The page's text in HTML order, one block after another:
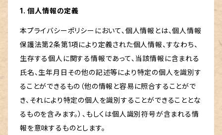
1. 個人情報の定義
本プライバシーポリシーにおいて、個人情報とは、個人情報
保護法第2条第1項により定義された個人情報、すなわち、
生存する個人に関する情報であって、当該情報に含まれる
氏名、生年月日その他の記述等により特定の個人を識別す
ることができるもの（他の情報と容易に照合することがで
き、それにより特定の個人を識別することができることとな
るものを含みます。）、もしくは個人識別符号が含まれる情
報を意味するものとします。